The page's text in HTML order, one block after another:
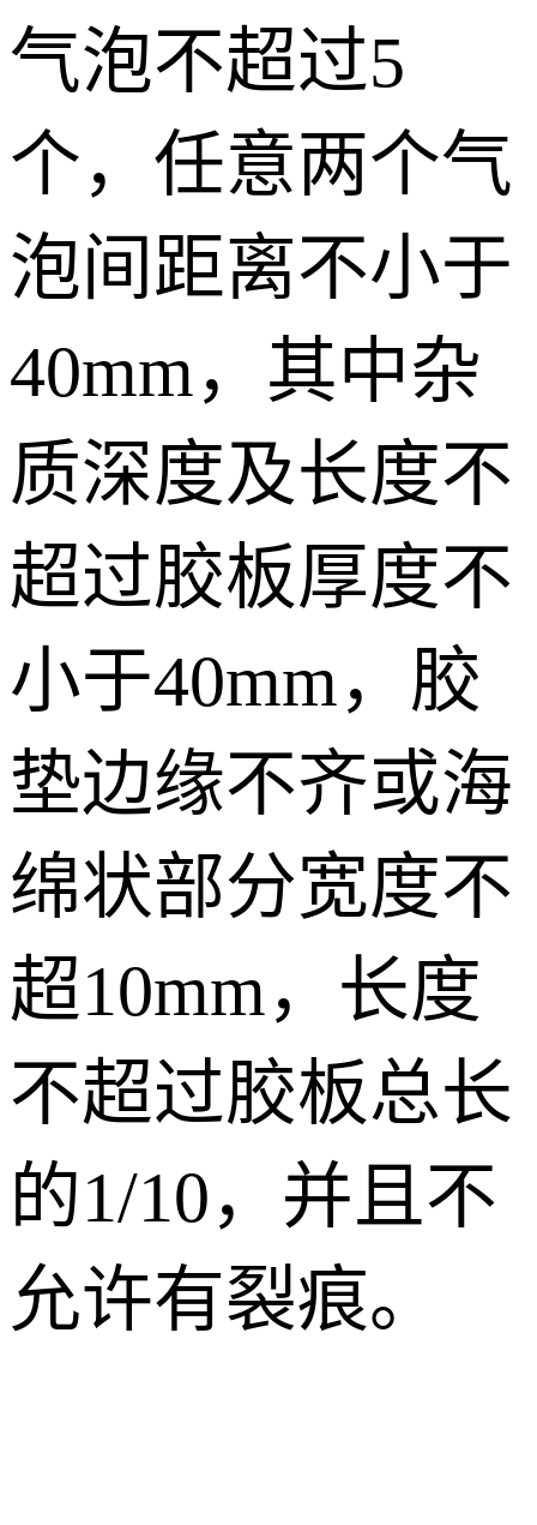
气泡不超过5
个，任意两个气
泡间距离不小于
40mm，其中杂
质深度及长度不
超过胶板厚度不
小于40mm，胶
垫边缘不齐或海
绵状部分宽度不
超10mm，长度
不超过胶板总长
的1/10，并且不
允许有裂痕。